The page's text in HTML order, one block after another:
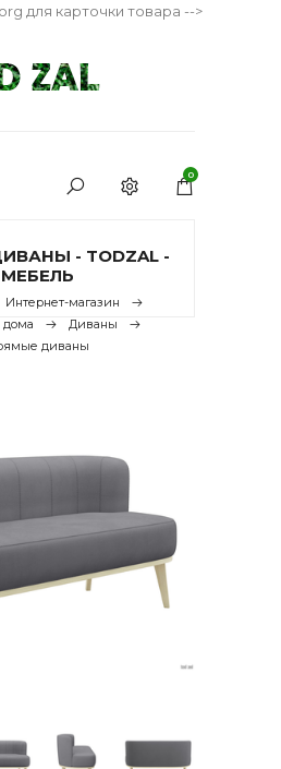
для карточки товара -->
0
- TODZAL -
МЕБЕЛЬ
Интернет-магазин
Диваны
диваны